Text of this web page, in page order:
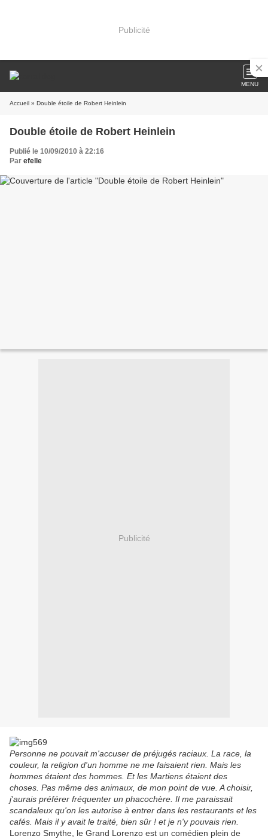
Publicité
MENU
Accueil » Double étoile de Robert Heinlein
Double étoile de Robert Heinlein
Publié le 10/09/2010 à 22:16
Par efelle
Publicité
Personne ne pouvait m'accuser de préjugés raciaux. La race, la
couleur, la religion d'un homme ne me faisaient rien. Mais les
hommes étaient des hommes. Et les Martiens étaient des
choses. Pas même des animaux, de mon point de vue. A choisir,
j'aurais préférer fréquenter un phacochère. Il me paraissait
scandaleux qu'on les autorise à entrer dans les restaurants et les
cafés. Mais il y avait le traité, bien sûr ! et je n'y pouvais rien.
Lorenzo Smythe, le Grand Lorenzo est un comédien plein de